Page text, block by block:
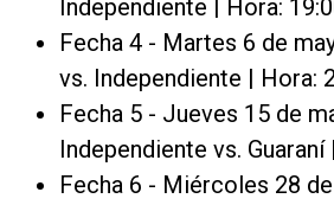
Independiente | Hora:
Fecha 4 - Martes 6 de
vs. Independiente | Hora:
Fecha 5 - Jueves 15 de
Independiente vs. Guaraní
Fecha 6 - Miércoles 28